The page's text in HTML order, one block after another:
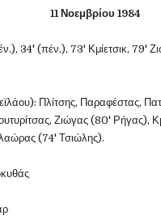
11 Νοεμβρίου 1984
34' (πέν.), 73' Κμίετσικ, 79'
Πλίτσης, Παραφέστας,
Ζιώγας (80' Ρήγας),
(74' Τσιώλης).